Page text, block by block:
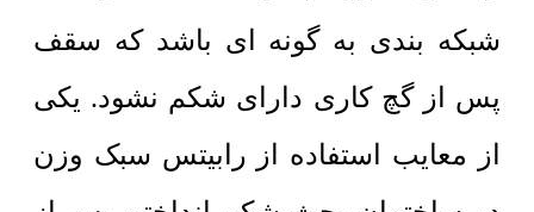
شبکه بندی به گونه ای باشد که سقف
پس از گچ کاری دارای شکم نشود. یکی
از معایب استفاده از رابیتس سبک وزن